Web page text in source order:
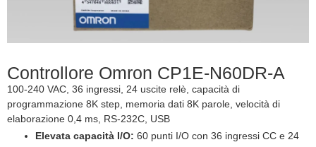
Controllore Omron CP1E-N60DR-A
100-240 VAC, 36 ingressi, 24 uscite relè, capacità di
programmazione 8K step, memoria dati 8K parole, velocità di
elaborazione 0,4 ms, RS-232C, USB
Elevata capacità I/O: 60 punti I/O con 36 ingressi CC e 24